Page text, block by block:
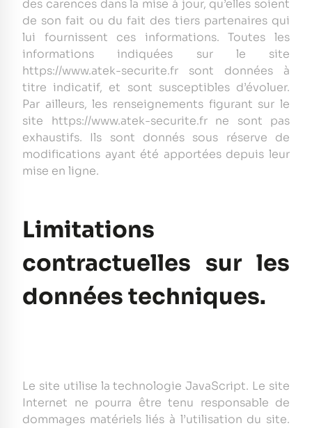
des carences dans la mise à jour, qu’elles soient
de son fait ou du fait des tiers partenaires qui
lui fournissent ces informations. Toutes les
informations indiquées sur le site
https://www.atek-securite.fr sont données à
titre indicatif, et sont susceptibles d’évoluer.
Par ailleurs, les renseignements figurant sur le
site https://www.atek-securite.fr ne sont pas
exhaustifs. Ils sont donnés sous réserve de
modifications ayant été apportées depuis leur
mise en ligne.
Limitations
contractuelles sur les
données techniques.
Le site utilise la technologie JavaScript. Le site
Internet ne pourra être tenu responsable de
dommages matériels liés à l’utilisation du site.